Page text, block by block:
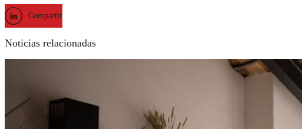
Compartir
Noticias relacionadas